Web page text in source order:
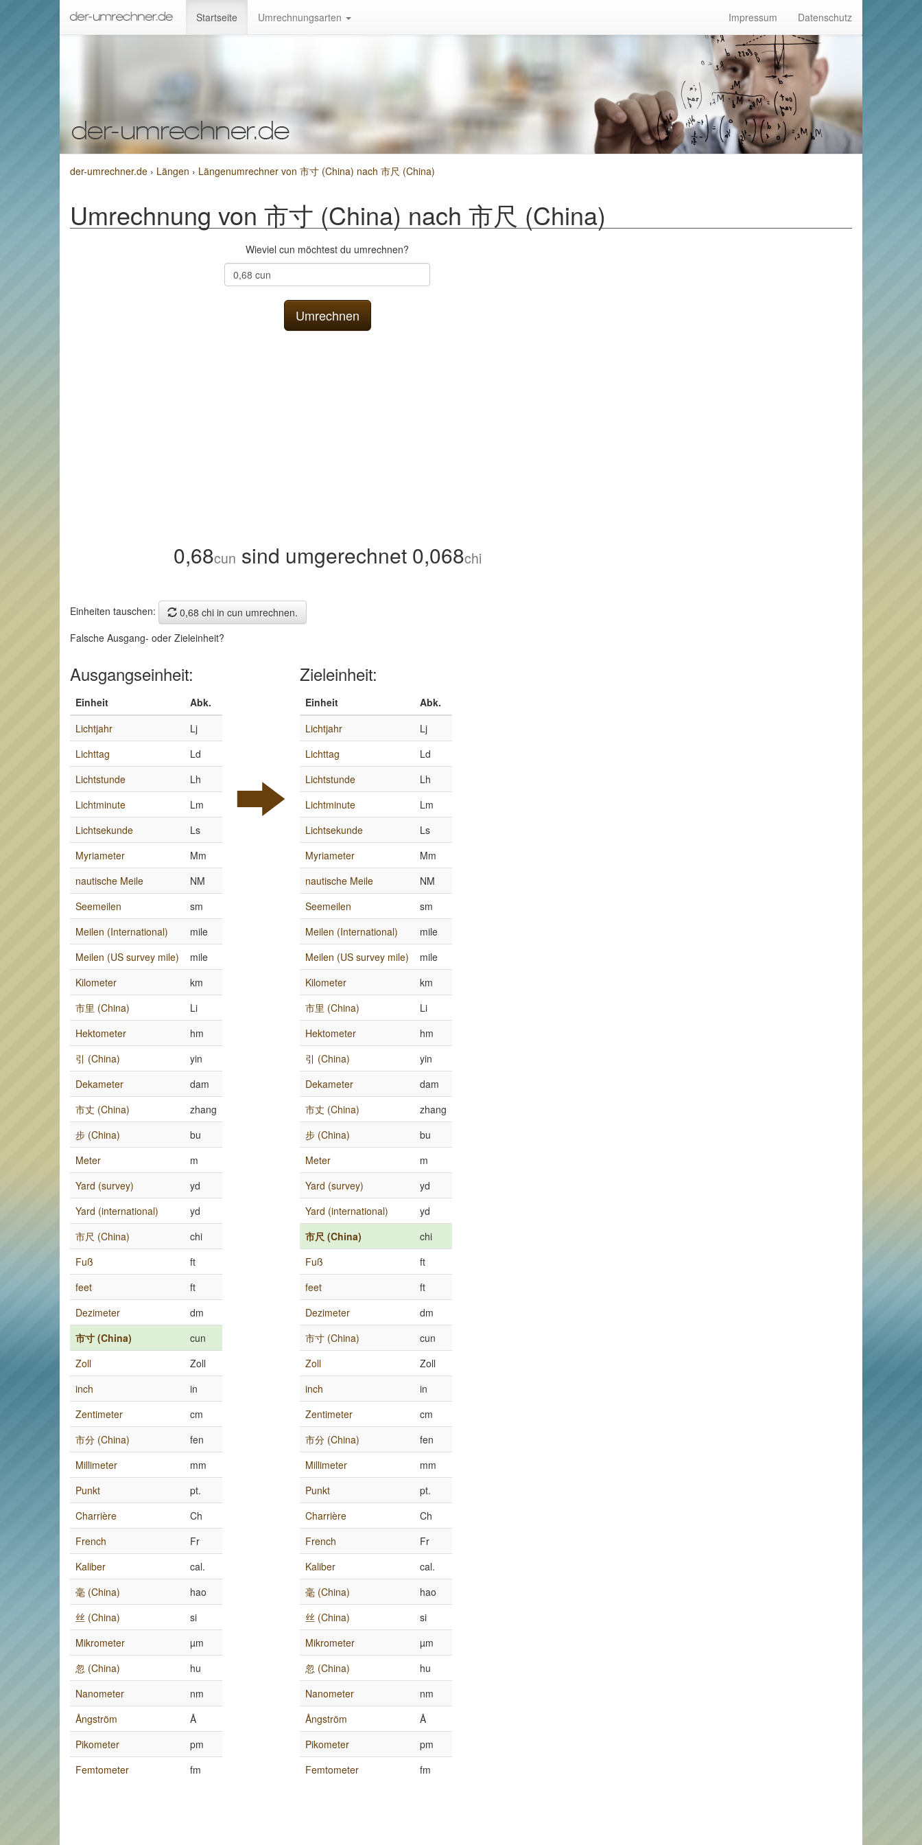
Startseite Umrechnungsarten Impressum Datenschutz
der-umrechner.de › Längen › Längenumrechner von 市寸 (China) nach 市尺 (China)
Umrechnung von 市寸 (China) nach 市尺 (China)
Wieviel cun möchtest du umrechnen?
0,68cun sind umgerechnet 0,068chi
Einheiten tauschen:
0,68 chi in cun umrechnen.
Falsche Ausgang- oder Zieleinheit?
Ausgangseinheit:
Einheit
Abk.
Lichtjahr
Lj
Lichttag
Ld
Lichtstunde
Lh
Lichtminute
Lm
Lichtsekunde
Ls
Myriameter
Mm
nautische Meile
NM
Seemeilen
sm
Meilen (International)
mile
Meilen (US survey mile)
mile
Kilometer
km
市里 (China)
Li
Hektometer
hm
引 (China)
yin
Dekameter
dam
市丈 (China)
zhang
步 (China)
bu
Meter
m
Yard (survey)
yd
Yard (international)
yd
市尺 (China)
chi
Fuß
ft
feet
ft
Dezimeter
dm
市寸 (China)
cun
Zoll
Zoll
inch
in
Zentimeter
cm
市分 (China)
fen
Millimeter
mm
Punkt
pt.
Charrière
Ch
French
Fr
Kaliber
cal.
毫 (China)
hao
丝 (China)
si
Mikrometer
µm
忽 (China)
hu
Nanometer
nm
Ångström
Å
Pikometer
pm
Femtometer
fm
Zieleinheit:
Einheit
Abk.
Lichtjahr
Lj
Lichttag
Ld
Lichtstunde
Lh
Lichtminute
Lm
Lichtsekunde
Ls
Myriameter
Mm
nautische Meile
NM
Seemeilen
sm
Meilen (International)
mile
Meilen (US survey mile)
mile
Kilometer
km
市里 (China)
Li
Hektometer
hm
引 (China)
yin
Dekameter
dam
市丈 (China)
zhang
步 (China)
bu
Meter
m
Yard (survey)
yd
Yard (international)
yd
市尺 (China)
chi
Fuß
ft
feet
ft
Dezimeter
dm
市寸 (China)
cun
Zoll
Zoll
inch
in
Zentimeter
cm
市分 (China)
fen
Millimeter
mm
Punkt
pt.
Charrière
Ch
French
Fr
Kaliber
cal.
毫 (China)
hao
丝 (China)
si
Mikrometer
µm
忽 (China)
hu
Nanometer
nm
Ångström
Å
Pikometer
pm
Femtometer
fm